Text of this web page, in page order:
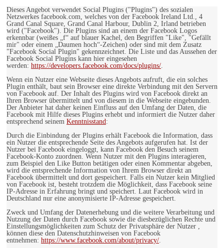
Dieses Angebot verwendet Social Plugins ("Plugins") des sozialen
Netzwerkes facebook.com, welches von der Facebook Ireland Ltd., 4
Grand Canal Square, Grand Canal Harbour, Dublin 2, Irland betrieben
wird ("Facebook"). Die Plugins sind an einem der Facebook Logos
erkennbar (weißes „f“ auf blauer Kachel, den Begriffen "Like", "Gefällt
mir" oder einem „Daumen hoch“-Zeichen) oder sind mit dem Zusatz
"Facebook Social Plugin" gekennzeichnet. Die Liste und das Aussehen der
Facebook Social Plugins kann hier eingesehen
werden: https://developers.facebook.com/docs/plugins/.
Wenn ein Nutzer eine Webseite dieses Angebots aufruft, die ein solches
Plugin enthält, baut sein Browser eine direkte Verbindung mit den Servern
von Facebook auf. Der Inhalt des Plugins wird von Facebook direkt an
Ihren Browser übermittelt und von diesem in die Webseite eingebunden.
Der Anbieter hat daher keinen Einfluss auf den Umfang der Daten, die
Facebook mit Hilfe dieses Plugins erhebt und informiert die Nutzer daher
entsprechend seinem Kenntnisstand:
Durch die Einbindung der Plugins erhält Facebook die Information, dass
ein Nutzer die entsprechende Seite des Angebots aufgerufen hat. Ist der
Nutzer bei Facebook eingeloggt, kann Facebook den Besuch seinem
Facebook-Konto zuordnen. Wenn Nutzer mit den Plugins interagieren,
zum Beispiel den Like Button betätigen oder einen Kommentar abgeben,
wird die entsprechende Information von Ihrem Browser direkt an
Facebook übermittelt und dort gespeichert. Falls ein Nutzer kein Mitglied
von Facebook ist, besteht trotzdem die Möglichkeit, dass Facebook seine
IP-Adresse in Erfahrung bringt und speichert. Laut Facebook wird in
Deutschland nur eine anonymisierte IP-Adresse gespeichert.
Zweck und Umfang der Datenerhebung und die weitere Verarbeitung und
Nutzung der Daten durch Facebook sowie die diesbezüglichen Rechte und
Einstellungsmöglichkeiten zum Schutz der Privatsphäre der Nutzer ,
können diese den Datenschutzhinweisen von Facebook
entnehmen: https://www.facebook.com/about/privacy/.